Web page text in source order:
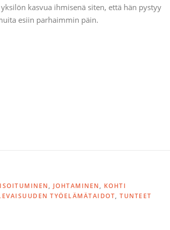
kasvua ihmisenä siten, että hän pystyy
esiin parhaimmin päin.
, JOHTAMINEN, KOHTI
TYÖELÄMÄTAIDOT, TUNTEET